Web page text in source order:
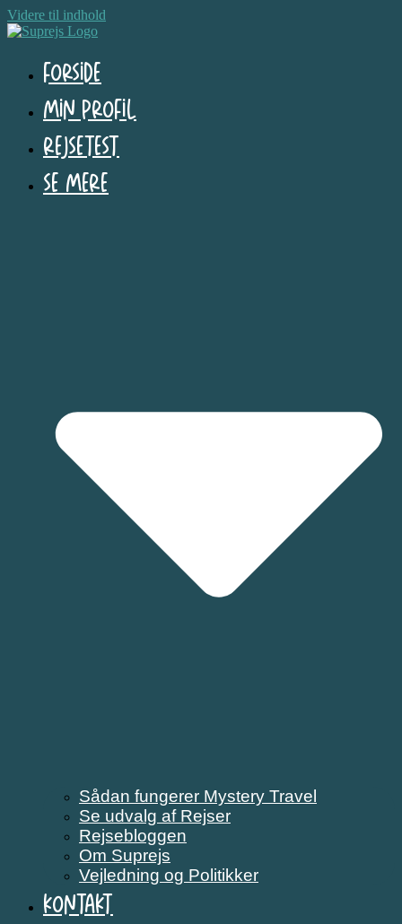
Videre til indhold
Forside
Min profil
Rejsetest
Se mere
Sådan fungerer Mystery Travel
Se udvalg af Rejser
Rejsebloggen
Om Suprejs
Vejledning og Politikker
Kontakt